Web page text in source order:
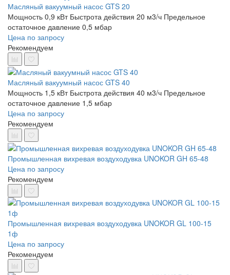
Масляный вакуумный насос GTS 20
Мощность 0,9 кВт Быстрота действия 20 м3/ч Предельное
остаточное давление 0,5 мбар
Цена по запросу
Рекомендуем
Масляный вакуумный насос GTS 40
Мощность 1,5 кВт Быстрота действия 40 м3/ч Предельное
остаточное давление 1,5 мбар
Цена по запросу
Рекомендуем
Промышленная вихревая воздуходувка UNOKOR GH 65-48
Цена по запросу
Рекомендуем
Промышленная вихревая воздуходувка UNOKOR GL 100-15
1ф
Цена по запросу
Рекомендуем